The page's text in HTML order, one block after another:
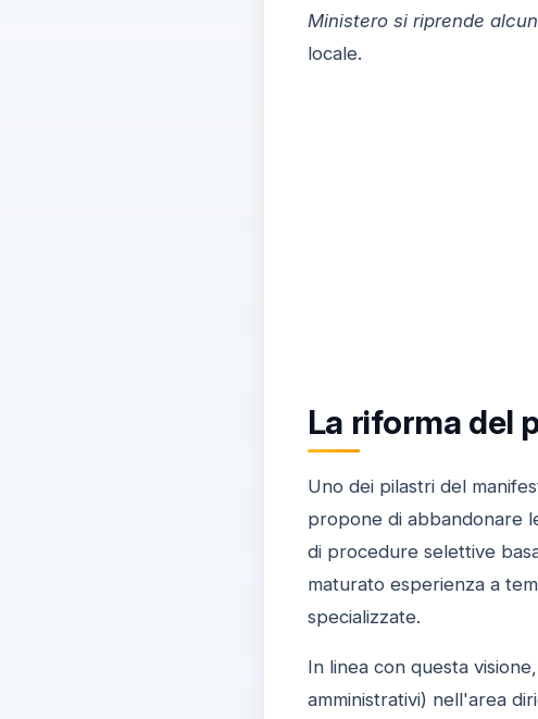
Ministero si riprende
locale.
La riforma del
Uno dei pilastri del
propone di abbandonare
di procedure selettive
maturato esperienza a
specializzate.
In linea con questa
amministrativi) nell'area